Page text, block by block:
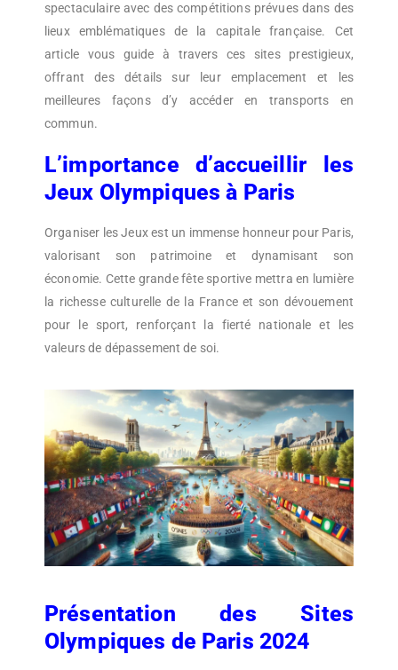
spectaculaire avec des compétitions prévues dans des
lieux emblématiques de la capitale française. Cet
article vous guide à travers ces sites prestigieux,
offrant des détails sur leur emplacement et les
meilleures façons d’y accéder en transports en
commun.
L’importance d’accueillir les
Jeux Olympiques à Paris
Organiser les Jeux est un immense honneur pour Paris,
valorisant son patrimoine et dynamisant son
économie. Cette grande fête sportive mettra en lumière
la richesse culturelle de la France et son dévouement
pour le sport, renforçant la fierté nationale et les
valeurs de dépassement de soi.
Présentation des Sites
Olympiques de Paris 2024